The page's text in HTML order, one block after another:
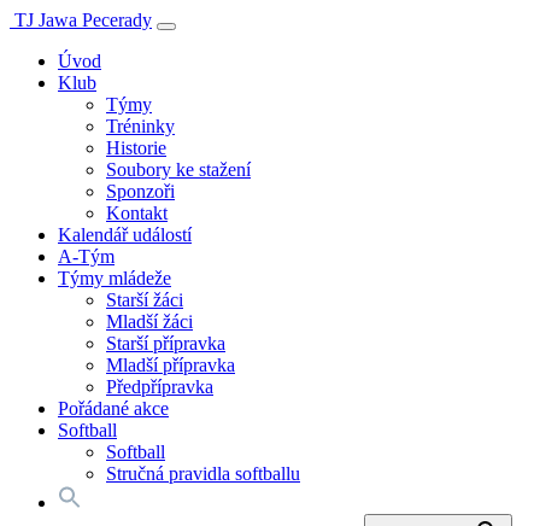
TJ Jawa Pecerady
Úvod
Klub
Týmy
Tréninky
Historie
Soubory ke stažení
Sponzoři
Kontakt
Kalendář událostí
A-Tým
Týmy mládeže
Starší žáci
Mladší žáci
Starší přípravka
Mladší přípravka
Předpřípravka
Pořádané akce
Softball
Softball
Stručná pravidla softballu